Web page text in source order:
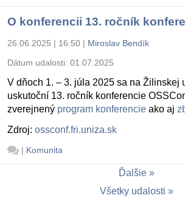
O konferencii 13. ročník
26.06.2025 | 16:50 | Miroslav Bendík
Dátum udalosti: 01.07.2025
V dňoch 1. – 3. júla 2025 sa na Žilinskej
uskutoční 13. ročník konferencie
zverejnený program konferencie ako aj
Zdroj: ossconf.fri.uniza.sk
| Komunita
Ďalšie
Všetky udalosti